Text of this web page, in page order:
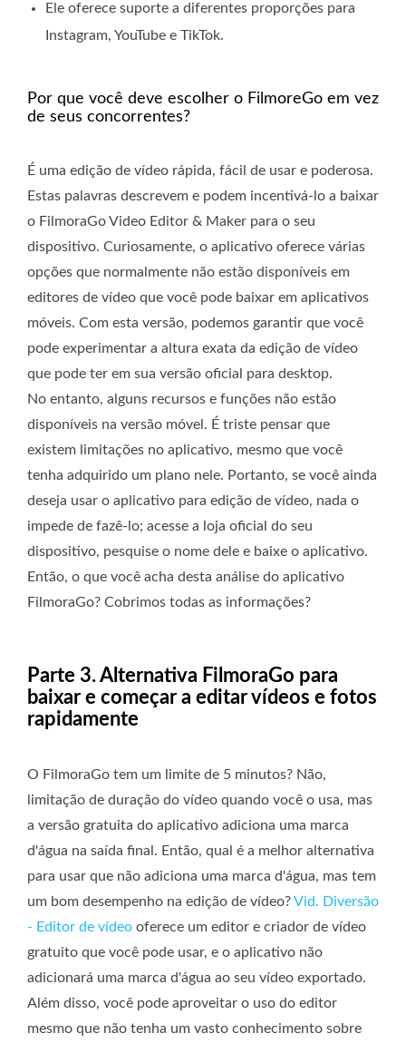
Ele oferece suporte a diferentes proporções para
Instagram, YouTube e TikTok.
Por que você deve escolher o FilmoreGo em vez
de seus concorrentes?
É uma edição de vídeo rápida, fácil de usar e poderosa.
Estas palavras descrevem e podem incentivá-lo a baixar
o FilmoraGo Video Editor & Maker para o seu
dispositivo. Curiosamente, o aplicativo oferece várias
opções que normalmente não estão disponíveis em
editores de vídeo que você pode baixar em aplicativos
móveis. Com esta versão, podemos garantir que você
pode experimentar a altura exata da edição de vídeo
que pode ter em sua versão oficial para desktop.
No entanto, alguns recursos e funções não estão
disponíveis na versão móvel. É triste pensar que
existem limitações no aplicativo, mesmo que você
tenha adquirido um plano nele. Portanto, se você ainda
deseja usar o aplicativo para edição de vídeo, nada o
impede de fazê-lo; acesse a loja oficial do seu
dispositivo, pesquise o nome dele e baixe o aplicativo.
Então, o que você acha desta análise do aplicativo
FilmoraGo? Cobrimos todas as informações?
Parte 3. Alternativa FilmoraGo para
baixar e começar a editar vídeos e fotos
rapidamente
O FilmoraGo tem um limite de 5 minutos? Não,
limitação de duração do vídeo quando você o usa, mas
a versão gratuita do aplicativo adiciona uma marca
d'água na saída final. Então, qual é a melhor alternativa
para usar que não adiciona uma marca d'água, mas tem
um bom desempenho na edição de vídeo?Vid. Diversão
- Editor de vídeo oferece um editor e criador de vídeo
gratuito que você pode usar, e o aplicativo não
adicionará uma marca d'água ao seu vídeo exportado.
Além disso, você pode aproveitar o uso do editor
mesmo que não tenha um vasto conhecimento sobre